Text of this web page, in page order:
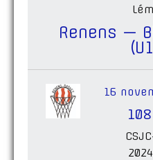
Renens —
16
108